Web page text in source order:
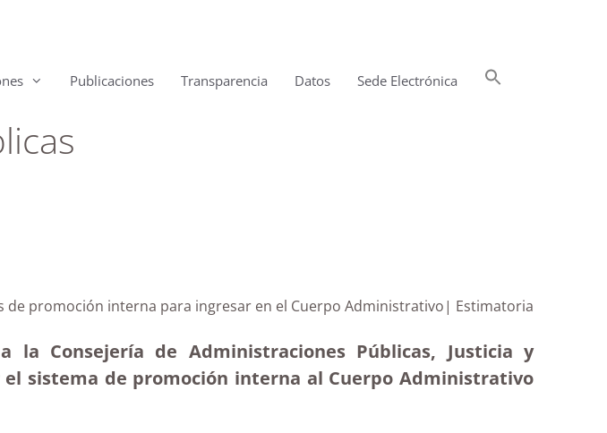
Publicaciones Transparencia Datos Sede Electrónica
promoción interna para ingresar en el Cuerpo Administrativo| Estimatoria
Consejería de Administraciones Públicas, Justicia y
sistema de promoción interna al Cuerpo Administrativo